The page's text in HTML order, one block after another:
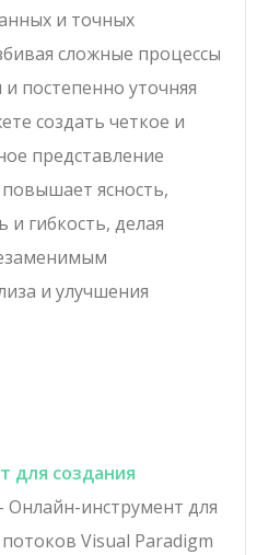
и точных
сложные процессы
постепенно уточняя
создать четкое и
представление
ясность,
гибкость, делая
и улучшения
для создания
Онлайн-инструмент для
Visual Paradigm